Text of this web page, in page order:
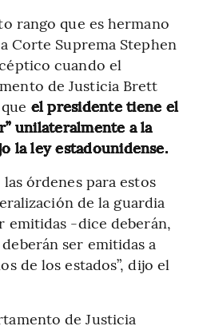
rango que es hermano
Corte Suprema Stephen
cuando el
de Justicia Brett
el presidente tiene el
unilateralmente a la
la ley estadounidense.
órdenes para estos
de la guardia
emitidas -dice deberán,
ser emitidas a
de los estados”, dijo el
de Justicia